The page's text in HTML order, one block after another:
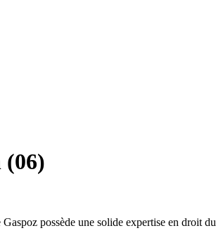
Gaspoz possède une solide expertise en droit